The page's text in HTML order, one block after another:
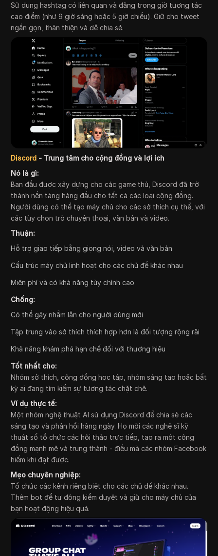
Sử dụng hashtag có liên quan và đăng trong giờ tương tác
cao điểm (như 9 giờ sáng hoặc 5 giờ chiều). Giữ cho tweet
ngắn gọn, thân thiện và dễ chia sẻ.
Discord - Trung tâm cho cộng đồng và lợi ích
Nó là gì:
Ban đầu được xây dựng cho các game thủ, Discord đã trở
thành nền tảng hàng đầu cho tất cả các loại cộng đồng.
Người dùng có thể tạo máy chủ cho các sở thích cụ thể, với
các tùy chọn trò chuyện thoại, văn bản và video.
Thuận:
Hỗ trợ giao tiếp bằng giọng nói, video và văn bản
Cấu trúc máy chủ linh hoạt cho các chủ đề khác nhau
Miễn phí và có khả năng tùy chỉnh cao
Chống:
Có thể gây nhầm lẫn cho người dùng mới
Tập trung vào sở thích thích hợp hơn là đối tượng rộng rãi
Khả năng khám phá hạn chế đối với thương hiệu
Tốt nhất cho:
Nhóm sở thích, cộng đồng học tập, nhóm sáng tạo hoặc bất
kỳ ai đang tìm kiếm sự tương tác chặt chẽ.
Ví dụ thực tế:
Một nhóm nghệ thuật AI sử dụng Discord để chia sẻ các
sáng tạo và phản hồi hàng ngày. Họ mời các nghệ sĩ kỹ
thuật số tổ chức các hội thảo trực tiếp, tạo ra một cộng
đồng mạnh mẽ và trung thành - điều mà các nhóm Facebook
hiếm khi đạt được.
Mẹo chuyên nghiệp:
Tổ chức các kênh riêng biệt cho các chủ đề khác nhau.
Thêm bot để tự động kiểm duyệt và giữ cho máy chủ của
bạn hoạt động hiệu quả.